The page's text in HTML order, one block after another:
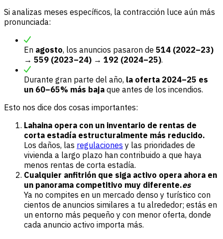
Si analizas meses específicos, la contracción luce aún más
pronunciada:
En agosto, los anuncios pasaron de 514 (2022–23)
→ 559 (2023–24) → 192 (2024–25).
Durante gran parte del año, la oferta 2024–25 es
un 60–65% más baja que antes de los incendios.
Esto nos dice dos cosas importantes:
Lahaina opera con un inventario de rentas de
corta estadía estructuralmente más reducido.
Los daños, las regulaciones y las prioridades de
vivienda a largo plazo han contribuido a que haya
menos rentas de corta estadía.
Cualquier anfitrión que siga activo opera ahora en
un panorama competitivo muy diferente.es
Ya no compites en un mercado denso y turístico con
cientos de anuncios similares a tu alrededor; estás en
un entorno más pequeño y con menor oferta, donde
cada anuncio activo importa más.